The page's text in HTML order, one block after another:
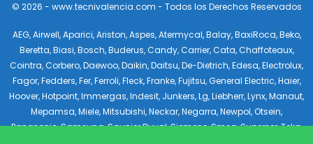
© 2026 - www.tecnivalencia.com - Todos los Derechos Reservados
AEG,Airwell,Aparici,Ariston,Aspes,Atermycal,Balay,BaxiRoca,Beko,
Beretta,Biasi,Bosch,Buderus,Candy,Carrier,Cata,Chaffoteaux,
Cointra,Corbero,Daewoo,Daikin,Daitsu,De-Dietrich,Edesa,Electrolux,
Fagor,Fedders,Fer,Ferroli,Fleck,Franke,Fujitsu,General Electric,Haier,
Hoover,Hotpoint,Immergas,Indesit, Junkers,Lg,Liebherr,Lynx,Manaut,
Mepamsa,Miele,Mitsubishi,Neckar,Negarra,Newpol,Otsein,
Panasonic,Samsung,Saunier Duval,Siemens,Smeg,Superser,Teka,